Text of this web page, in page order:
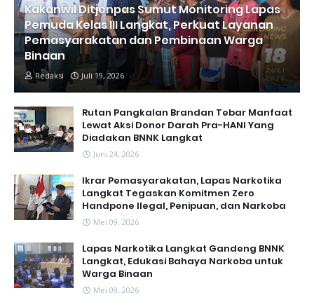
Kakanwil Ditjenpas Sumut Monitoring Lapas
Pemuda Kelas III Langkat, Perkuat Layanan
Pemasyarakatan dan Pembinaan Warga
Binaan
Redaksi Juli 19, 2026
Rutan Pangkalan Brandan Tebar Manfaat
Lewat Aksi Donor Darah Pra-HANI Yang
Diadakan BNNK Langkat
Juni 24, 2026
Ikrar Pemasyarakatan, Lapas Narkotika
Langkat Tegaskan Komitmen Zero
Handpone llegal, Penipuan, dan Narkoba
Mei 09, 2026
Lapas Narkotika Langkat Gandeng BNNK
Langkat, Edukasi Bahaya Narkoba untuk
Warga Binaan
Mei 09, 2026